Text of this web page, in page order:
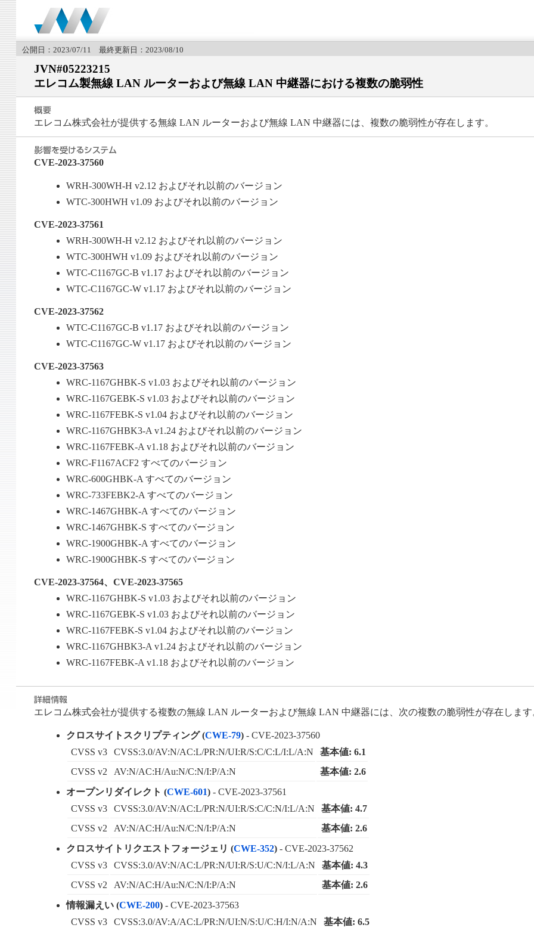
公開日：2023/07/11 最終更新日：2023/08/10
JVN#05223215
エレコム製無線 LAN ルーターおよび無線 LAN 中継器における複数の脆弱性
エレコム株式会社が提供する無線 LAN ルーターおよび無線 LAN 中継器には、複数の脆弱性が存在します。
CVE-2023-37560
WRH-300WH-H v2.12 およびそれ以前のバージョン
WTC-300HWH v1.09 およびそれ以前のバージョン
CVE-2023-37561
WRH-300WH-H v2.12 およびそれ以前のバージョン
WTC-300HWH v1.09 およびそれ以前のバージョン
WTC-C1167GC-B v1.17 およびそれ以前のバージョン
WTC-C1167GC-W v1.17 およびそれ以前のバージョン
CVE-2023-37562
WTC-C1167GC-B v1.17 およびそれ以前のバージョン
WTC-C1167GC-W v1.17 およびそれ以前のバージョン
CVE-2023-37563
WRC-1167GHBK-S v1.03 およびそれ以前のバージョン
WRC-1167GEBK-S v1.03 およびそれ以前のバージョン
WRC-1167FEBK-S v1.04 およびそれ以前のバージョン
WRC-1167GHBK3-A v1.24 およびそれ以前のバージョン
WRC-1167FEBK-A v1.18 およびそれ以前のバージョン
WRC-F1167ACF2 すべてのバージョン
WRC-600GHBK-A すべてのバージョン
WRC-733FEBK2-A すべてのバージョン
WRC-1467GHBK-A すべてのバージョン
WRC-1467GHBK-S すべてのバージョン
WRC-1900GHBK-A すべてのバージョン
WRC-1900GHBK-S すべてのバージョン
CVE-2023-37564、CVE-2023-37565
WRC-1167GHBK-S v1.03 およびそれ以前のバージョン
WRC-1167GEBK-S v1.03 およびそれ以前のバージョン
WRC-1167FEBK-S v1.04 およびそれ以前のバージョン
WRC-1167GHBK3-A v1.24 およびそれ以前のバージョン
WRC-1167FEBK-A v1.18 およびそれ以前のバージョン
エレコム株式会社が提供する複数の無線 LAN ルーターおよび無線 LAN 中継器には、次の複数の脆弱性が存在します
クロスサイトスクリプティング (CWE-79) - CVE-2023-37560
CVSS v3
CVSS:3.0/AV:N/AC:L/PR:N/UI:R/S:C/C:L/I:L/A:N
基本値: 6.1
CVSS v2
AV:N/AC:H/Au:N/C:N/I:P/A:N
基本値: 2.6
オープンリダイレクト (CWE-601) - CVE-2023-37561
CVSS v3
CVSS:3.0/AV:N/AC:L/PR:N/UI:R/S:C/C:N/I:L/A:N
基本値: 4.7
CVSS v2
AV:N/AC:H/Au:N/C:N/I:P/A:N
基本値: 2.6
クロスサイトリクエストフォージェリ (CWE-352) - CVE-2023-37562
CVSS v3
CVSS:3.0/AV:N/AC:L/PR:N/UI:R/S:U/C:N/I:L/A:N
基本値: 4.3
CVSS v2
AV:N/AC:H/Au:N/C:N/I:P/A:N
基本値: 2.6
情報漏えい (CWE-200) - CVE-2023-37563
CVSS v3
CVSS:3.0/AV:A/AC:L/PR:N/UI:N/S:U/C:H/I:N/A:N
基本値: 6.5